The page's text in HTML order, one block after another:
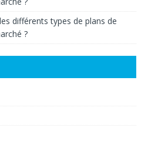
différents types de plans de
?